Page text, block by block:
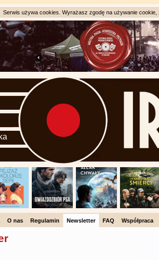
Serwis używa cookies. Wyrażasz zgodę na używanie
O nas Regulamin Newsletter FAQ Współpraca